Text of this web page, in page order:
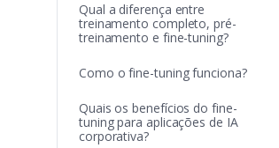
Qual a diferença entre
treinamento completo, pré-
treinamento e fine-tuning?
Como o fine-tuning funciona?
Quais os benefícios do fine-
tuning para aplicações de IA
corporativa?